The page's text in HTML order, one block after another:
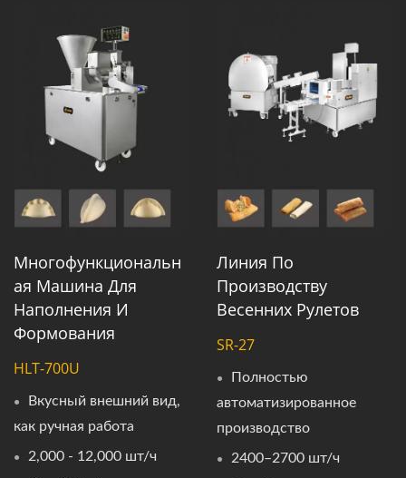
Многофункциональн
Ая Машина Для
Наполнения И
Формования
HLT-700U
Вкусный внешний вид,
как ручная работа
2,000 - 12,000 шт/ч
Линия По
Производству
Весенних Рулетов
SR-27
Полностью
автоматизированное
производство
2400–2700 шт/ч